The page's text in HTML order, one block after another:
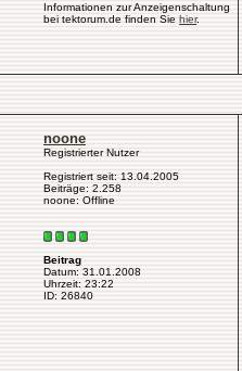
Informationen zur Anzeigenschaltung
bei tektorum.de finden Sie hier.
noone
Registrierter Nutzer
Registriert seit: 13.04.2005
Beiträge: 2.258
noone: Offline
Beitrag
Datum: 31.01.2008
Uhrzeit: 23:22
ID: 26840